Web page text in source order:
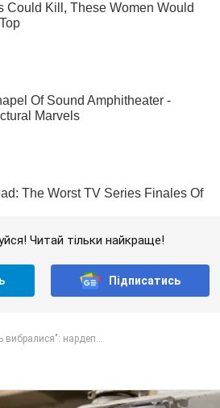
Читай тільки найкраще!
Підписатись
вибралися": нардеп...